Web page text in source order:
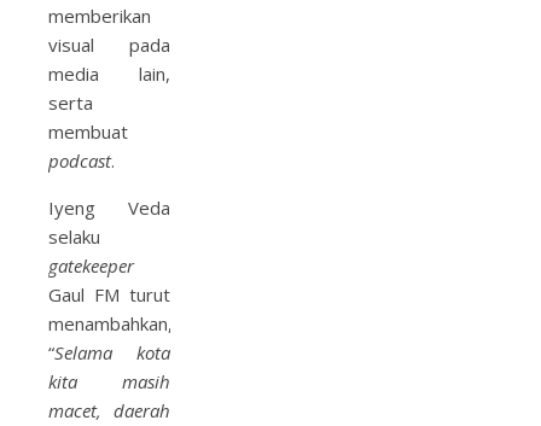
memberikan
visual pada
media lain,
serta
membuat
podcast.
Iyeng Veda
selaku
gatekeeper
Gaul FM turut
menambahkan,
“Selama kota
kita masih
macet, daerah